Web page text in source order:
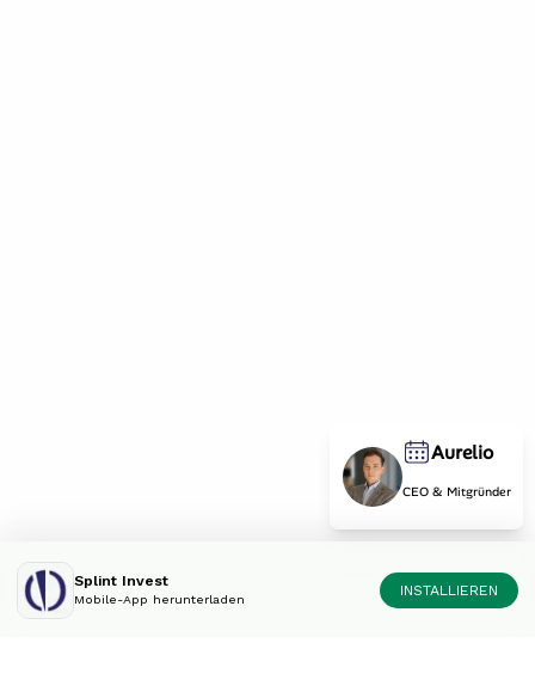
Aurelio
CEO & Mitgründer
Splint Invest
Mobile-App herunterladen
INSTALLIEREN